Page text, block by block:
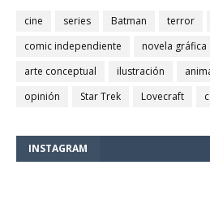
cine series Batman terror
comic independiente
novela gráfica
arte conceptual
ilustración
opinión
Star Trek Lovecraft
INSTAGRAM